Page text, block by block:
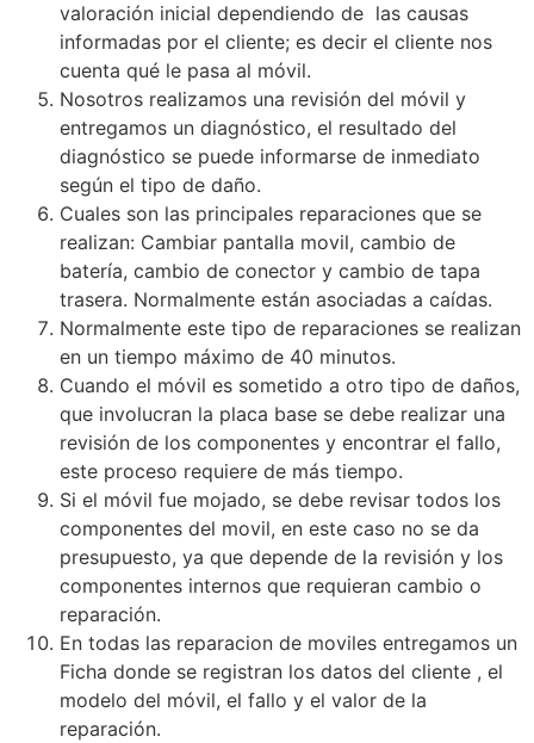
valoración inicial dependiendo de las causas
informadas por el cliente; es decir el cliente nos
cuenta qué le pasa al móvil.
Nosotros realizamos una revisión del móvil y
entregamos un diagnóstico, el resultado del
diagnóstico se puede informarse de inmediato
según el tipo de daño.
Cuales son las principales reparaciones que se
realizan: Cambiar pantalla movil, cambio de
batería, cambio de conector y cambio de tapa
trasera. Normalmente están asociadas a caídas.
Normalmente este tipo de reparaciones se realizan
en un tiempo máximo de 40 minutos.
Cuando el móvil es sometido a otro tipo de daños,
que involucran la placa base se debe realizar una
revisión de los componentes y encontrar el fallo,
este proceso requiere de más tiempo.
Si el móvil fue mojado, se debe revisar todos los
componentes del movil, en este caso no se da
presupuesto, ya que depende de la revisión y los
componentes internos que requieran cambio o
reparación.
En todas las reparacion de moviles entregamos un
Ficha donde se registran los datos del cliente , el
modelo del móvil, el fallo y el valor de la
reparación.